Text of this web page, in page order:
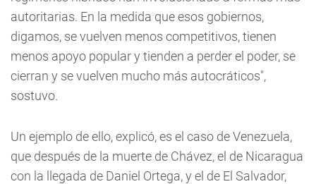
autoritarias. En la medida que esos gobiernos,
digamos, se vuelven menos competitivos, tienen
menos apoyo popular y tienden a perder el poder, se
cierran y se vuelven mucho más autocráticos",
sostuvo.
Un ejemplo de ello, explicó, es el caso de Venezuela,
que después de la muerte de Chávez, el de Nicaragua
con la llegada de Daniel Ortega, y el de El Salvador,